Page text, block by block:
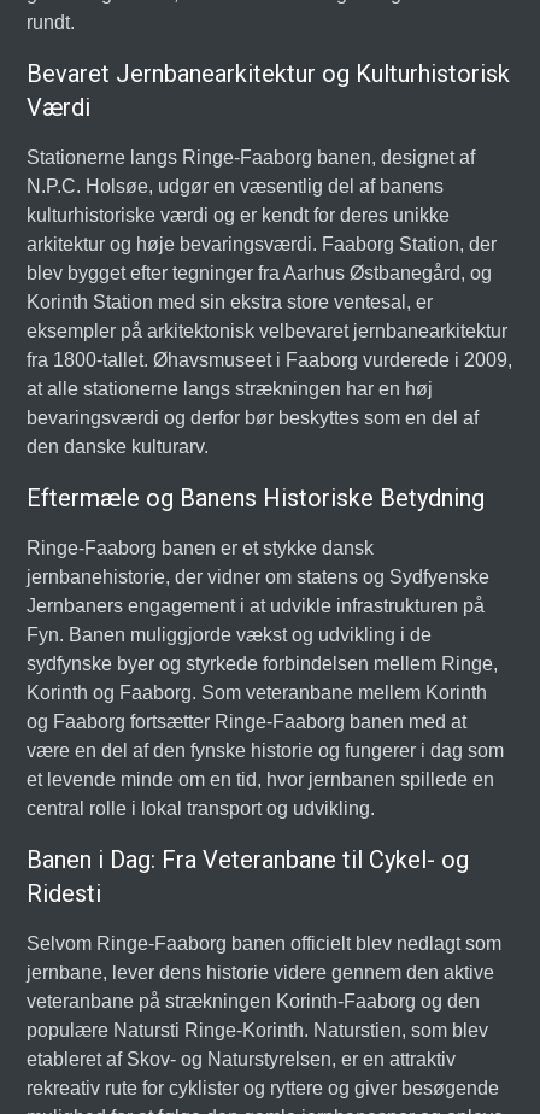
rundt.
Bevaret Jernbanearkitektur og Kulturhistorisk
Værdi
Stationerne langs Ringe-Faaborg banen, designet af
N.P.C. Holsøe, udgør en væsentlig del af banens
kulturhistoriske værdi og er kendt for deres unikke
arkitektur og høje bevaringsværdi. Faaborg Station, der
blev bygget efter tegninger fra Aarhus Østbanegård, og
Korinth Station med sin ekstra store ventesal, er
eksempler på arkitektonisk velbevaret jernbanearkitektur
fra 1800-tallet. Øhavsmuseet i Faaborg vurderede i 2009,
at alle stationerne langs strækningen har en høj
bevaringsværdi og derfor bør beskyttes som en del af
den danske kulturarv.
Eftermæle og Banens Historiske Betydning
Ringe-Faaborg banen er et stykke dansk
jernbanehistorie, der vidner om statens og Sydfyenske
Jernbaners engagement i at udvikle infrastrukturen på
Fyn. Banen muliggjorde vækst og udvikling i de
sydfynske byer og styrkede forbindelsen mellem Ringe,
Korinth og Faaborg. Som veteranbane mellem Korinth
og Faaborg fortsætter Ringe-Faaborg banen med at
være en del af den fynske historie og fungerer i dag som
et levende minde om en tid, hvor jernbanen spillede en
central rolle i lokal transport og udvikling.
Banen i Dag: Fra Veteranbane til Cykel- og
Ridesti
Selvom Ringe-Faaborg banen officielt blev nedlagt som
jernbane, lever dens historie videre gennem den aktive
veteranbane på strækningen Korinth-Faaborg og den
populære Natursti Ringe-Korinth. Naturstien, som blev
etableret af Skov- og Naturstyrelsen, er en attraktiv
rekreativ rute for cyklister og ryttere og giver besøgende